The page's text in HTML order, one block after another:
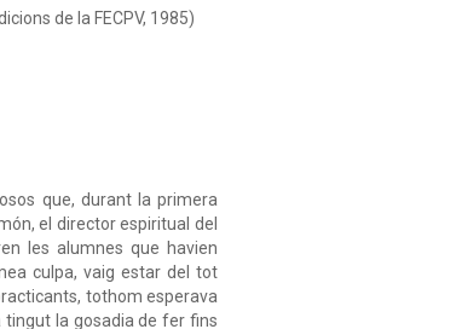
de la FECPV, 1985)
que, durant la primera
el director espiritual del
les alumnes que havien
culpa, vaig estar del tot
tothom esperava
la gosadia de fer fins